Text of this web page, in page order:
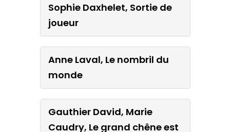
Sophie Daxhelet, Sortie de
joueur
Anne Laval, Le nombril du
monde
Gauthier David, Marie
Caudry, Le grand chêne est